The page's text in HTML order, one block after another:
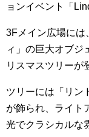
ョンイベント「
3Fメイン広場には
ィ」の巨大オブジ
リスマスツリーが
ツリーには「リン
が飾られ、ライト
光でクラシカルな